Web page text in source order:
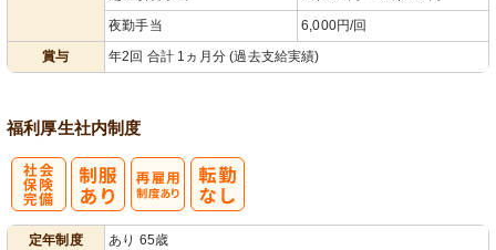
夜勤手当
6,000円/回
賞与
年2回 合計 1ヵ月分 (過去支給実績)
福利厚生社内制度
定年制度
あり 65歳